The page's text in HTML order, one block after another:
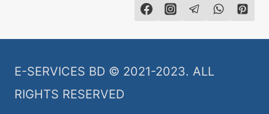
E-SERVICES BD © 2021-2023. ALL
RIGHTS RESERVED